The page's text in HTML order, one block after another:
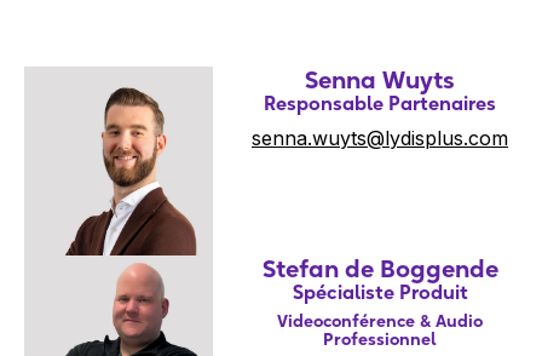
Senna Wuyts
Responsable Partenaires
senna.wuyts@lydisplus.com
Stefan de Boggende
Spécialiste Produit
Videoconférence & Audio
Professionnel